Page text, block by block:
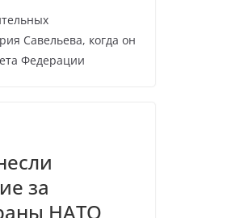
Савельева, когда он
Федерации
за
НАТО